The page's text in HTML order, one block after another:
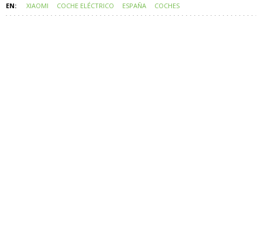
XIAOMI COCHE ELÉCTRICO ESPAÑA COCHES